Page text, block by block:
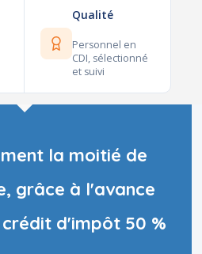
Qualité
Personnel en
CDI, sélectionné
et suivi
la moitié de
grâce à l'avance
d'impôt 50 %